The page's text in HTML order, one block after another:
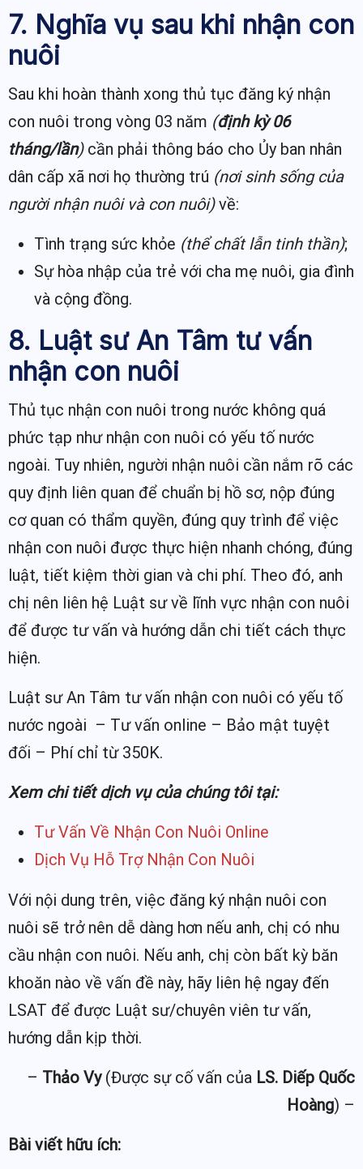
7. Nghĩa vụ sau khi nhận con
nuôi
Sau khi hoàn thành xong thủ tục đăng ký nhận
con nuôi trong vòng 03 năm (định kỳ 06
tháng/lần)cần phải thông báo cho Ủy ban nhân
dân cấp xã nơi họ thường trú (nơi sinh sống của
người nhận nuôi và con nuôi)về:
Tình trạng sức khỏe (thể chất lẫn tinh thần);
Sự hòa nhập của trẻ với cha mẹ nuôi, gia đình
và cộng đồng.
8. Luật sư An Tâm tư vấn
nhận con nuôi
Thủ tục nhận con nuôi trong nước không quá
phức tạp như nhận con nuôi có yếu tố nước
ngoài. Tuy nhiên, người nhận nuôi cần nắm rõ các
quy định liên quan để chuẩn bị hồ sơ, nộp đúng
cơ quan có thẩm quyền, đúng quy trình để việc
nhận con nuôi được thực hiện nhanh chóng, đúng
luật, tiết kiệm thời gian và chi phí. Theo đó, anh
chị nên liên hệ Luật sư về lĩnh vực nhận con nuôi
để được tư vấn và hướng dẫn chi tiết cách thực
hiện.
Luật sư An Tâm tư vấn nhận con nuôi có yếu tố
nước ngoài – Tư vấn online – Bảo mật tuyệt
đối – Phí chỉ từ 350K.
Xem chi tiết dịch vụ của chúng tôi tại:
Tư Vấn Về Nhận Con Nuôi Online
Dịch Vụ Hỗ Trợ Nhận Con Nuôi
Với nội dung trên, việc đăng ký nhận nuôi con
nuôi sẽ trở nên dễ dàng hơn nếu anh, chị có nhu
cầu nhận con nuôi. Nếu anh, chị còn bất kỳ băn
khoăn nào về vấn đề này, hãy liên hệ ngay đến
LSAT để được Luật sư/chuyên viên tư vấn,
hướng dẫn kịp thời.
– Thảo Vy(Được sự cố vấn của LS. Diếp Quốc
Hoàng) –
Bài viết hữu ích: